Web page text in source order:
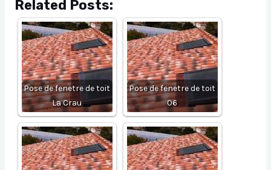
Related Posts:
Pose de fenetre de toit
La Crau
Pose de fenetre de toit
06